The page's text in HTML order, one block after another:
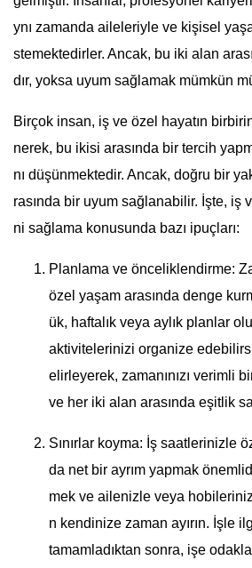
ynı zamanda aileleriyle ve kişisel
stemektedirler. Ancak, bu iki alan
dır, yoksa uyum sağlamak mümkün
Birçok insan, iş ve özel hayatın
nerek, bu ikisi arasında bir tercih
nı düşünmektedir. Ancak, doğru bir
rasında bir uyum sağlanabilir. İşte, iş
ni sağlama konusunda bazı ipuçları:
Planlama ve önceliklendirme:
özel yaşam arasında denge
ük, haftalık veya aylık planlar
aktivitelerinizi organize
elirleyerek, zamanınızı verimli
ve her iki alan arasında eşitlik
Sınırlar koyma: İş saatlerinizle
da net bir ayrım yapmak
mek ve ailenizle veya
n kendinize zaman ayırın. İşle
tamamladıktan sonra, işe